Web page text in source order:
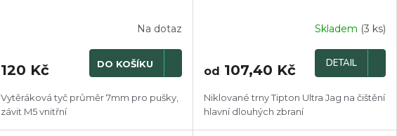
Na dotaz
120 Kč DO KOŠÍKU
Vytěráková tyč průměr 7mm pro pušky,
závit M5 vnitřní
Skladem (3 ks)
od 107,40 Kč DETAIL
Niklované trny Tipton Ultra Jag na čištění
hlavní dlouhých zbraní